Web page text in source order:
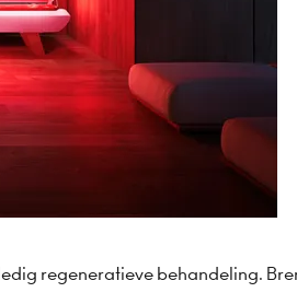
regeneratieve behandeling.